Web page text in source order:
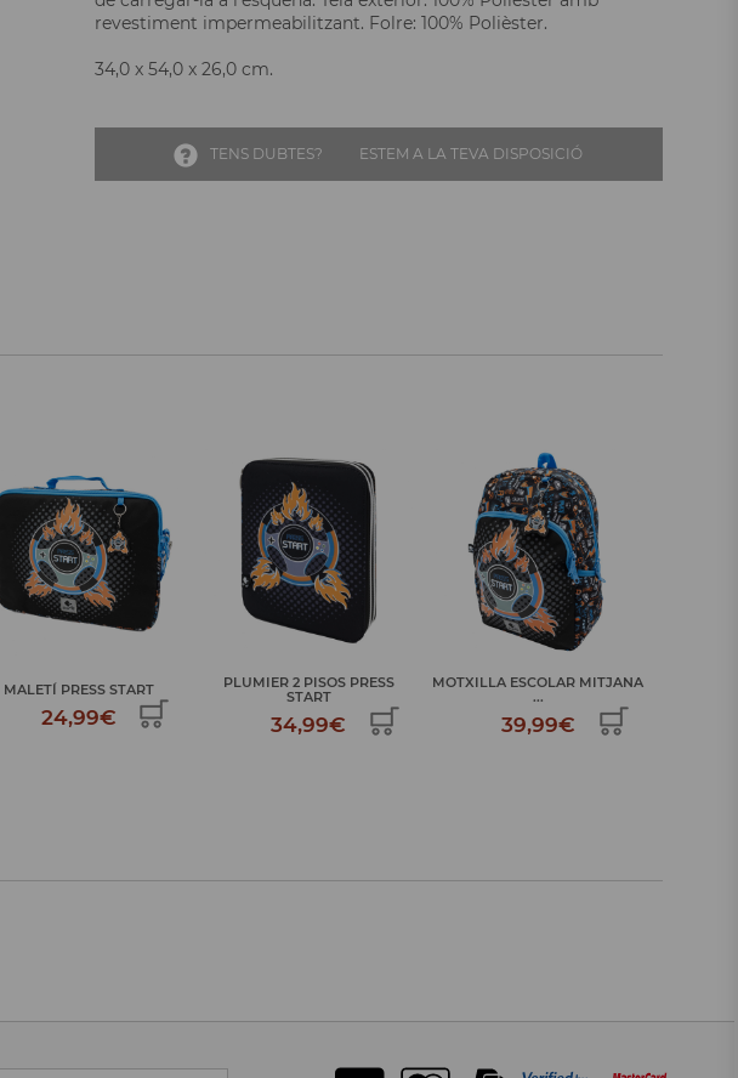
revestiment impermeabilitzant. Folre: 100% Polièster.
34,0 x 54,0 x 26,0 cm.
TENS DUBTES? ESTEM A LA TEVA DISPOSICIÓ
PLUMIER 2 PISOS PRESS
START
34,99€
MOTXILLA ESCOLAR MITJANA
...
39,99€
CARMENYOLA PRESS START
24,99€